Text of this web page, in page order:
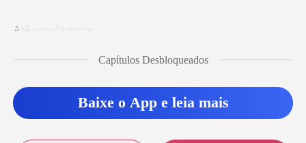
quela
ireaux reunia aliados
estra
Capítulos Desbloqueados
Baixe o App e leia mais